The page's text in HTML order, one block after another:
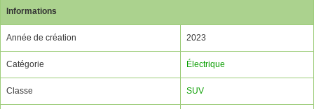
Informations
Année de création 2023
Catégorie Électrique
Classe SUV